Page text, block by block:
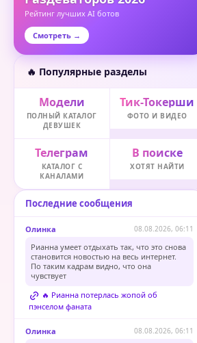
Рейтинг лучших AI ботов
Смотреть →
🔥 Популярные разделы
Модели
ПОЛНЫЙ КАТАЛОГ
ДЕВУШЕК
Тик-Токерши
ФОТО И ВИДЕО
Телеграм
КАТАЛОГ С
КАНАЛАМИ
В поиске
ХОТЯТ НАЙТИ
Последние сообщения
Олинка 08.08.2026, 06:11
Рианна умеет отдыхать так, что это снова
становится новостью на весь интернет.
По таким кадрам видно, что она
чувствует
🔥 Рианна потерлась жопой об
пэнселом фаната
Олинка 08.08.2026, 06:11